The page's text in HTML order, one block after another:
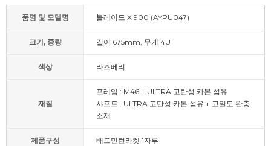
품명 및 모델명 블레이드 X 900 (AYPU047)
크기, 중량 길이 675mm, 무게 4U
색상 라즈베리
재질
프레임 : M46 + ULTRA 고탄성 카본 섬유
샤프트 : ULTRA 고탄성 카본 섬유 + 고밀도 완충
소재
제품구성 배드민턴라켓 1자루